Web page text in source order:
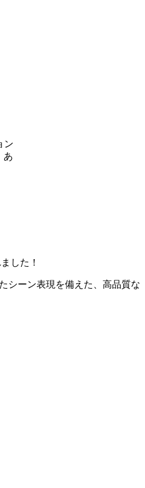
ン
あ
した！
シーン表現を備えた、高品質な